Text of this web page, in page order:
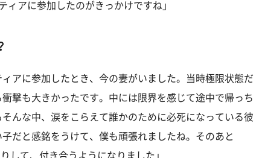
ィアに参加したのがきっかけですね」
ィアに参加したとき、今の妻がいました。当時極限状態だ
撃も大きかったです。中には限界を感じて途中で帰っち
んな中、涙をこらえて誰かのために必死になっている彼
だと感銘をうけて、僕も頑張れましたね。そのあと
して、付き合うようになりました」